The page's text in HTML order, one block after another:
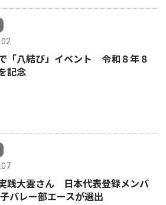
「八結び」イベント 令和８年８
記念
践大雲さん 日本代表登録メンバ
バレー部エースが選出